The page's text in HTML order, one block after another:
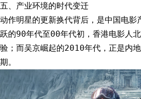
五、产业环境的时代变迁
动作明星的更新换代背后，是中国电影
跃的90年代至00年代初，香港电影人
验；而吴京崛起的2010年代，正是内
期。